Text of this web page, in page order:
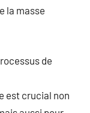
la masse
de
est crucial non